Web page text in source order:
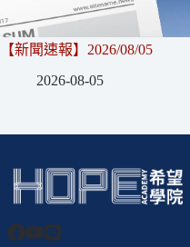
【新聞速報】2026/08/05
2026-08-05